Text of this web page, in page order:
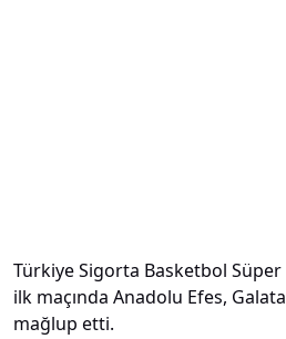
Türkiye Sigorta Basketbol Süper
ilk maçında Anadolu Efes,
mağlup etti.